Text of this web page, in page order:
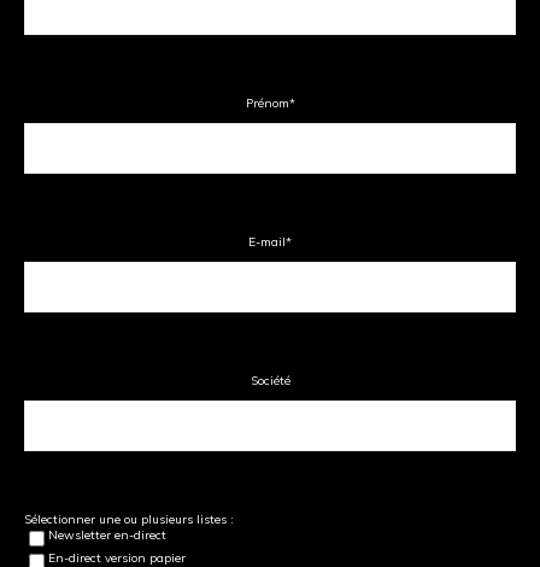
Prénom*
E-mail*
Société
Sélectionner une ou plusieurs listes :
Newsletter en-direct
En-direct version papier